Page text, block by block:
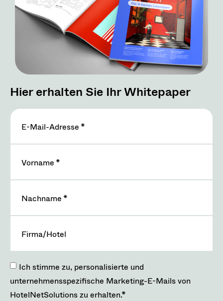
Hier erhalten Sie Ihr Whitepaper
E-Mail-Adresse
Vorname
Nachname
Firma/Hotel
Ich stimme zu, personalisierte und
unternehmensspezifische Marketing-E-Mails von
HotelNetSolutions zu erhalten.*